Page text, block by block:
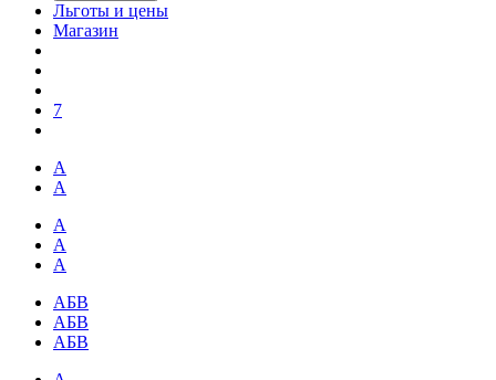
Льготы и цены
Магазин
7
А
А
А
А
А
АБВ
АБВ
АБВ